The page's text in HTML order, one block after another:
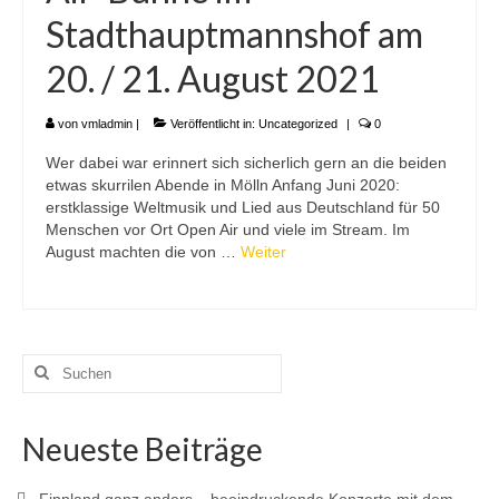
Stadthauptmannshof am
20. / 21. August 2021
von vmladmin | Veröffentlicht in: Uncategorized | 0
Wer dabei war erinnert sich sicherlich gern an die beiden
etwas skurrilen Abende in Mölln Anfang Juni 2020:
erstklassige Weltmusik und Lied aus Deutschland für 50
Menschen vor Ort Open Air und viele im Stream. Im
August machten die von … Weiter
Suchen
Neueste Beiträge